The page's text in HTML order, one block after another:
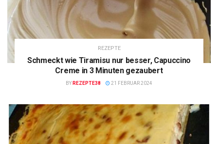
REZEPTE
Schmeckt wie Tiramisu nur besser, Capuccino
Creme in 3 Minuten gezaubert
BY REZEPTE38 21 FEBRUAR 2024